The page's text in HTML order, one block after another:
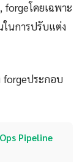
forgeโดยเฉพาะ
นการปรับแต่ง
forgeประกอบ
Pipeline